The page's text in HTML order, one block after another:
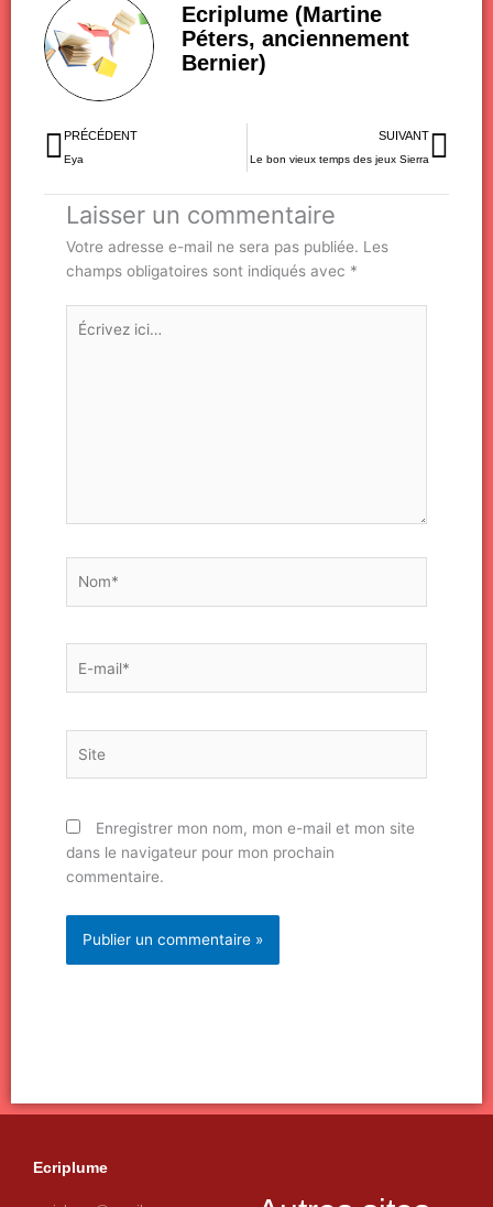
Ecriplume (Martine
Péters, anciennement
Bernier)
Précédent
PRÉCÉDENT
Eya
SUIVANT
Le bon vieux temps des jeux Sierra
Laisser un commentaire
Votre adresse e-mail ne sera pas publiée. Les
champs obligatoires sont indiqués avec *
Écrivez
ici…
mail*
Enregistrer mon nom, mon e-mail et mon site
dans le navigateur pour mon prochain
commentaire.
Ecriplume